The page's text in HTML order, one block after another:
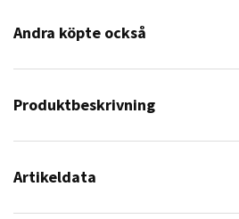
Andra köpte också
Produktbeskrivning
Artikeldata